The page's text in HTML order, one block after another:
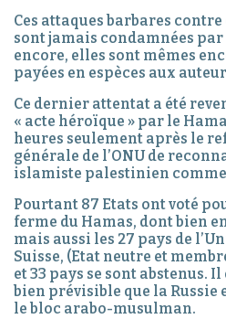
Ces attaques barbares
sont jamais condamnées
encore, elles sont mêmes
payées en espèces aux
Ce dernier attentat a été
« acte héroïque » par le
heures seulement après le
générale de l’ONU de
islamiste palestinien
Pourtant 87 Etats ont voté
ferme du Hamas, dont bien
mais aussi les 27 pays de
Suisse, (Etat neutre et
et 33 pays se sont abstenus.
bien prévisible que la Russie
le bloc arabo-musulman.